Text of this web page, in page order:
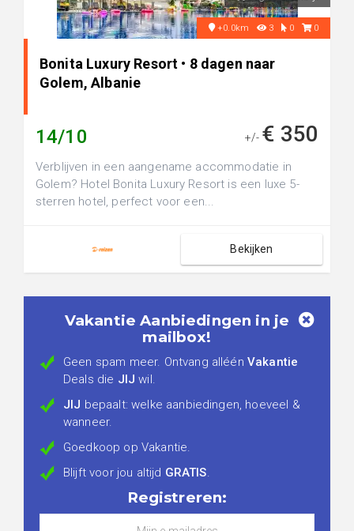
+0.0km 3 0 0
Bonita Luxury Resort • 8 dagen naar
Golem, Albanie
14/10 +/- € 350
Verblijven in een aangename accommodatie in
Golem? Hotel Bonita Luxury Resort is een luxe 5-
sterren hotel, perfect voor een...
Bekijken
Vakantie Aanbiedingen in je
mailbox!
Geen spam meer. Ontvang alléén Vakantie
Deals die JIJ wil.
JIJ bepaalt: welke aanbiedingen, hoeveel &
wanneer.
Goedkoop op Vakantie.
Blijft voor jou altijd GRATIS.
Registreren: